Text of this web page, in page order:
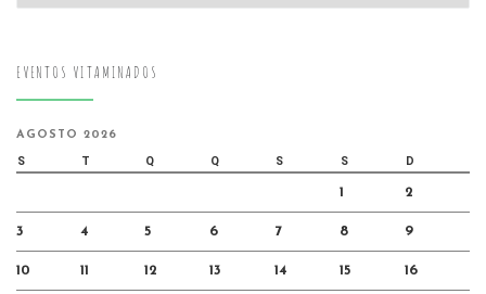
EVENTOS VITAMINADOS
AGOSTO 2026
S T Q Q S S D
1 2
3 4 5 6 7 8 9
10 11 12 13 14 15 16